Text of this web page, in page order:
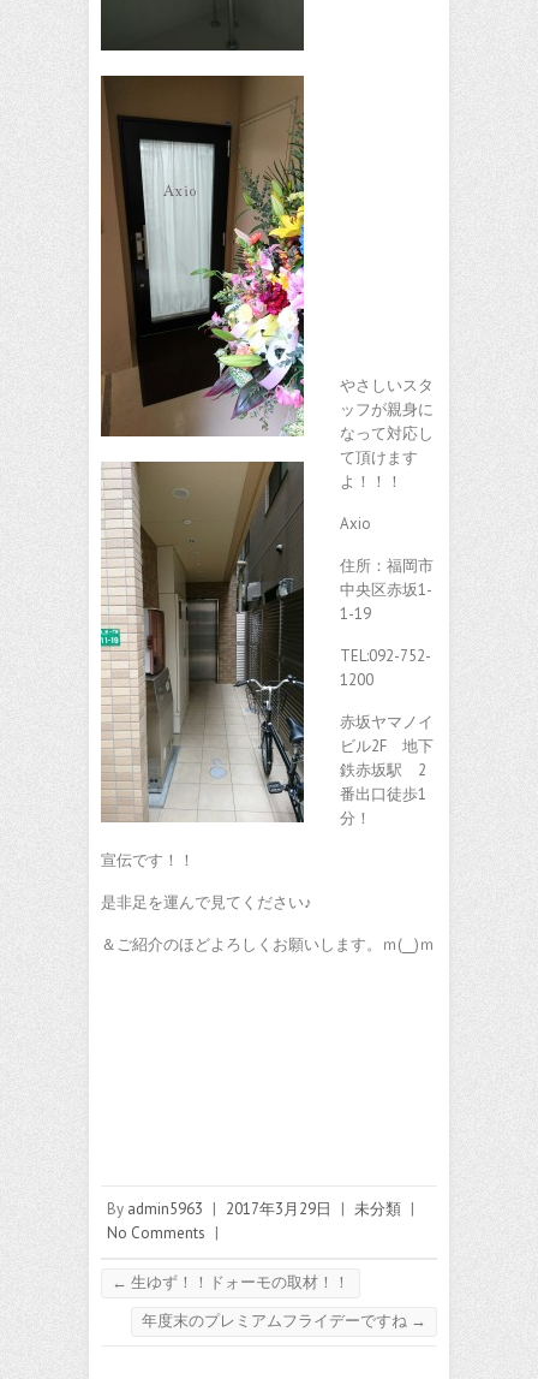
やさしいスタ
ッフが親身に
なって対応し
て頂けます
よ！！！
Axio
住所：福岡市
中央区赤坂1-
1-19
TEL:092-752-
1200
赤坂ヤマノイ
ビル2F 地下
鉄赤坂駅 2
番出口徒歩1
分！
宣伝です！！
是非足を運んで見てください♪
＆ご紹介のほどよろしくお願いします。ｍ(__)ｍ
By admin5963 | 2017年3月29日 | 未分類 |
No Comments |
← 生ゆず！！ドォーモの取材！！
年度末のプレミアムフライデーですね →